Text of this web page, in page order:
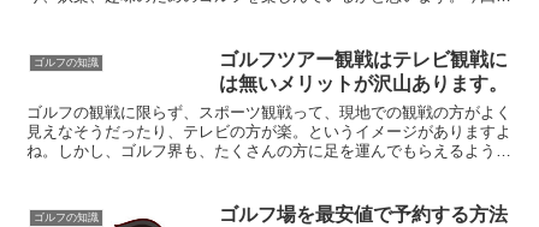
ゴルフの知識
ゴルフツアー観戦はテレビ観戦に
は無いメリットが沢山あります。
ゴルフの観戦に限らず、スポーツ観戦って、現地での観戦の方がよく
見えなそうだったり、テレビの方が楽。というイメージがありますよ
ね。しかし、ゴルフ界も、たくさんの方に足を運んでもらえるように
ゴルフの知識
ゴルフ場を最安値で予約する方法